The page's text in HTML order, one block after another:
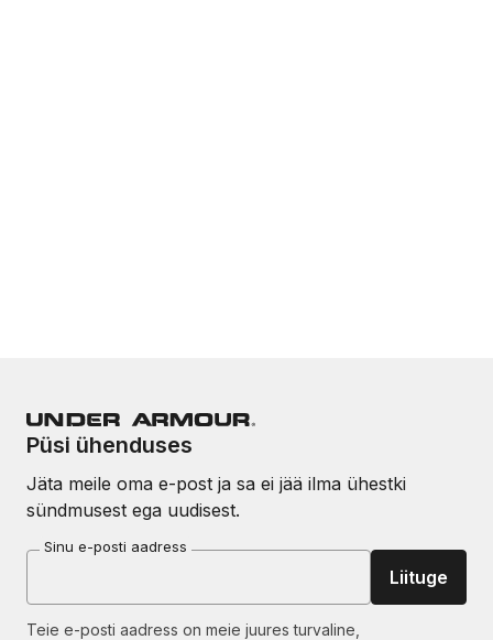
Püsi ühenduses
Jäta meile oma e-post ja sa ei jää ilma ühestki
sündmusest ega uudisest.
Sinu e-posti aadress
Liituge
Teie e-posti aadress on meie juures turvaline,